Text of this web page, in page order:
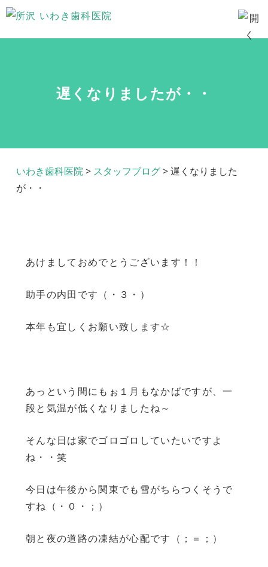
遅くなりましたが・・
いわき歯科医院> スタッフブログ>遅くなりました
が・・
あけましておめでとうございます！！
助手の内田です（・３・）
本年も宜しくお願い致します☆
あっという間にもぉ１月もなかばですが、一
段と気温が低くなりましたね～
そんな日は家でゴロゴロしていたいですよ
ね・・笑
今日は午後から関東でも雪がちらつくそうで
すね（・０・；）
朝と夜の道路の凍結が心配です（；＝；）